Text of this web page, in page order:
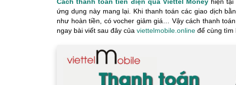
ứng dụng này mang lại. Khi thanh toán các giao dịch
như hoàn tiền, có vocher giảm giá… Vậy cách thanh
ngay bài viết sau đây của viettelmobile.online để cùng tìm